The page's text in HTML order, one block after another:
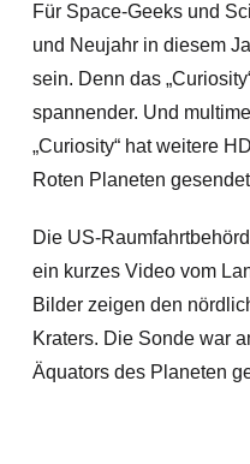
Für Space-Geeks und
und Neujahr in diesem
sein. Denn das
spannender. Und
„Curiosity“ hat weitere
Roten Planeten
Die US-
ein kurzes Video vom
Bilder zeigen den
Kraters. Die Sonde war
Äquators des Planeten